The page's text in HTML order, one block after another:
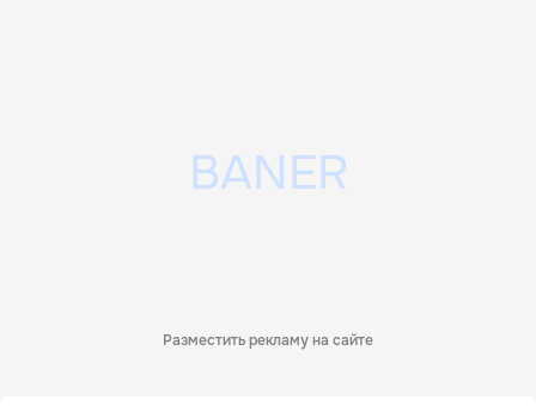
Разместить рекламу на сайте